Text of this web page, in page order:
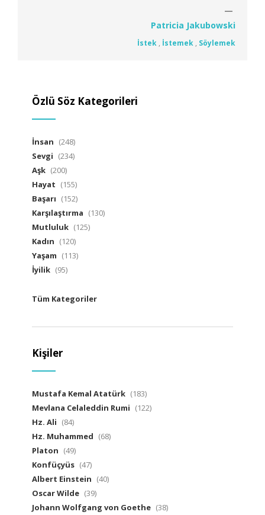
Patricia Jakubowski
İstek , İstemek , Söylemek
Özlü Söz Kategorileri
İnsan (248)
Sevgi (234)
Aşk (200)
Hayat (155)
Başarı (152)
Karşılaştırma (130)
Mutluluk (125)
Kadın (120)
Yaşam (113)
İyilik (95)
Tüm Kategoriler
Kişiler
Mustafa Kemal Atatürk (183)
Mevlana Celaleddin Rumi (122)
Hz. Ali (84)
Hz. Muhammed (68)
Platon (49)
Konfüçyüs (47)
Albert Einstein (40)
Oscar Wilde (39)
Johann Wolfgang von Goethe (38)